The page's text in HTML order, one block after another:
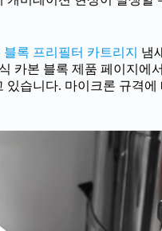
블록 프리필터 카트리지
냄
카본 블록 제품 페이지에
있습니다. 마이크론 규격